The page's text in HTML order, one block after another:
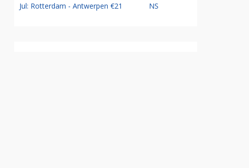
Jul: Rotterdam - Antwerpen €21 NS